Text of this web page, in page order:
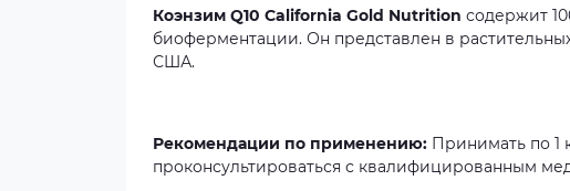
Коэнзим Q10 California Gold Nutrition содержит
биоферментации. Он представлен в
США.
Рекомендации по применению: Принимать по 1
проконсультироваться с квалифицированным